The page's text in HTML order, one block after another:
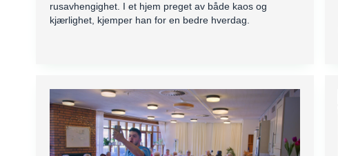
rusavhengighet. I et hjem preget av både kaos og
kjærlighet, kjemper han for en bedre hverdag.